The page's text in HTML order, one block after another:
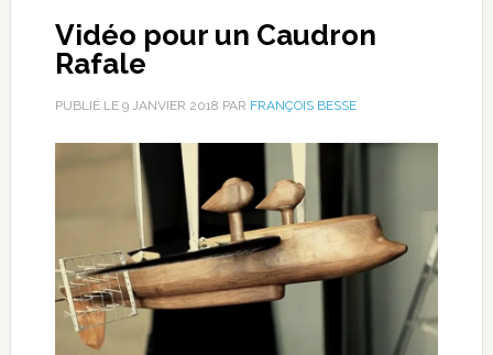
Vidéo pour un Caudron
Rafale
PUBLIÉ LE 9 JANVIER 2018 PAR FRANÇOIS BESSE